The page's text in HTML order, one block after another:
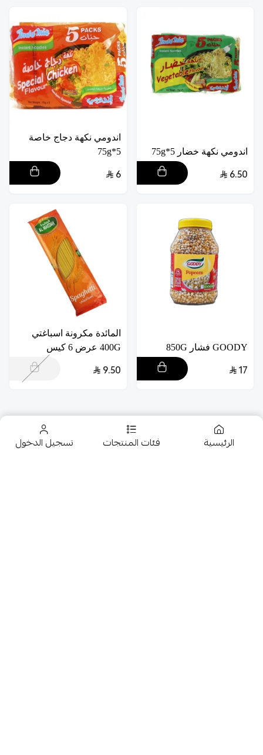
الرئيسية فئات المنتجات تسجيل الدخول
اندومي نكهة خضار 5*75g
6.50
اندومي نكهة دجاج خاصة
5*75g
6
GOODY فشار 850G
17
المائدة مكرونة اسباغتي
400G عرض 6 كيس
9.50